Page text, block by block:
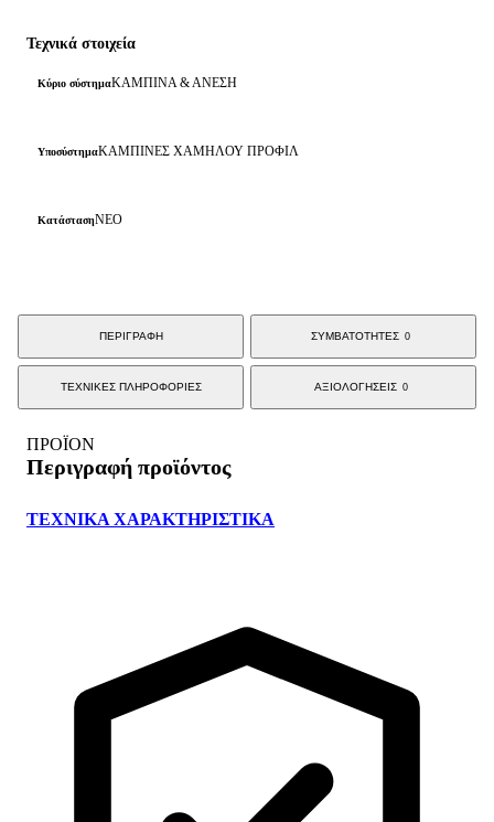
Τεχνικά στοιχεία
Κύριο σύστημαΚΑΜΠΙΝΑ & ΑΝΕΣΗ
ΥποσύστημαΚΑΜΠΙΝΕΣ ΧΑΜΗΛΟΥ ΠΡΟΦΙΛ
ΚατάστασηΝΕΟ
ΠΕΡΙΓΡΑΦΗ ΣΥΜΒΑΤΟΤΗΤΕΣ 0
ΤΕΧΝΙΚΕΣ ΠΛΗΡΟΦΟΡΙΕΣ ΑΞΙΟΛΟΓΗΣΕΙΣ 0
ΠΡΟΪΟΝ
Περιγραφή προϊόντος
ΤΕΧΝΙΚΑ ΧΑΡΑΚΤΗΡΙΣΤΙΚΑ